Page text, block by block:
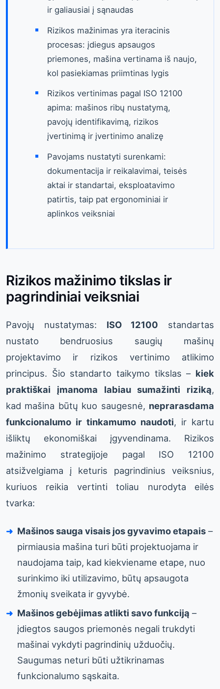
ir galiausiai į sąnaudas
Rizikos mažinimas yra iteracinis
procesas: įdiegus apsaugos
priemones, mašina vertinama iš naujo,
kol pasiekiamas priimtinas lygis
Rizikos vertinimas pagal ISO 12100
apima: mašinos ribų nustatymą,
pavojų identifikavimą, rizikos
įvertinimą ir įvertinimo analizę
Pavojams nustatyti surenkami:
dokumentacija ir reikalavimai, teisės
aktai ir standartai, eksploatavimo
patirtis, taip pat ergonominiai ir
aplinkos veiksniai
Rizikos mažinimo tikslas ir
pagrindiniai veiksniai
Pavojų nustatymas: ISO 12100 standartas
nustato bendruosius saugių mašinų
projektavimo ir rizikos vertinimo atlikimo
principus. Šio standarto taikymo tikslas – kiek
praktiškai įmanoma labiau sumažinti riziką,
kad mašina būtų kuo saugesnė, neprarasdama
funkcionalumo ir tinkamumo naudoti, ir kartu
išliktų ekonomiškai įgyvendinama. Rizikos
mažinimo strategijoje pagal ISO 12100
atsižvelgiama į keturis pagrindinius veiksnius,
kuriuos reikia vertinti toliau nurodyta eilės
tvarka:
Mašinos sauga visais jos gyvavimo etapais –
pirmiausia mašina turi būti projektuojama ir
naudojama taip, kad kiekviename etape, nuo
surinkimo iki utilizavimo, būtų apsaugota
žmonių sveikata ir gyvybė.
Mašinos gebėjimas atlikti savo funkciją –
įdiegtos saugos priemonės negali trukdyti
mašinai vykdyti pagrindinių užduočių.
Saugumas neturi būti užtikrinamas
funkcionalumo sąskaita.